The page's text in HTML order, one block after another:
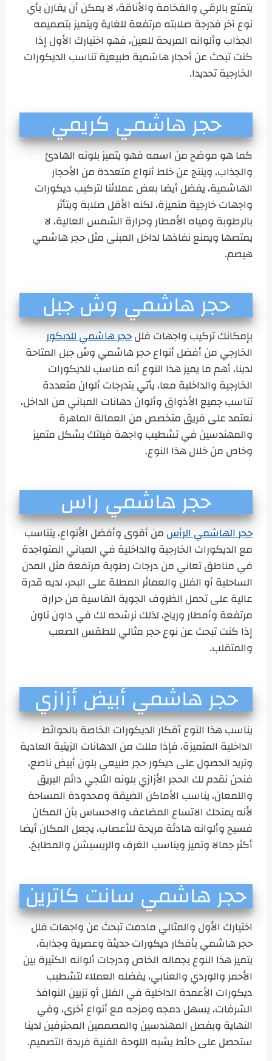
يتمتع بالرقي والفخامة والأناقة، لا يمكن أن يقارن بأي
نوع آخر فدرجة صلابته مرتفعة للغاية ويتميز بتصميمه
الجذاب وألوانه المريحة للعين، فهو اختيارك الأول إذا
كنت تبحث عن أحجار هاشمية طبيعية تناسب الديكورات
الخارجية تحديدا.
حجر هاشمي كريمي
كما هو موضح من اسمه فهو يتميز بلونه الهادئ
والجذاب، وينتج عن خلط أنواع متعددة من الأحجار
الهاشمية، يفضل أيضا بعض عملائنا لتركيب ديكورات
واجهات خارجية متميزة، لكنه الأقل صلابة ويتأثر
بالرطوبة ومياه الأمطار وحرارة الشمس العالية، لا
يمتصها ويمنع نفاذها لداخل المبنى مثل حجر هاشمي
هيصم.
حجر هاشمي وش جبل
بإمكانك تركيب واجهات فللحجر هاشمي للديكور
الخارجي من أفضل أنواع حجر هاشمي وش جبل المتاحة
لدينا، أهم ما يميز هذا النوع أنه مناسب للديكورات
الخارجية والداخلية معا، يأتي بتدرجات ألوان متعددة
تناسب جميع الأذواق وألوان دهانات المباني من الداخل،
نعتمد على فريق متخصص من العمالة الماهرة
والمهندسين في تشطيب واجهة فيلتك بشكل متميز
وخاص من خلال هذا النوع.
حجر هاشمي راس
حجر الهاشمي الرأسمن أقوى وأفضل الأنواع، يتناسب
مع الديكورات الخارجية والداخلية في المباني المتواجدة
في مناطق تعاني من درجات رطوبة مرتفعة مثل المدن
الساحلية أو الفلل والعمائر المطلة على البحر، لديه قدرة
عالية على تحمل الظروف الجوية القاسية من حرارة
مرتفعة وأمطار ورياح، لذلك نرشحه لك في داون تاون
إذا كنت تبحث عن نوع حجر مثالي للطقس الصعب
والمتقلب.
حجر هاشمي أبيض أزازي
يناسب هذا النوع أفكار الديكورات الخاصة بالحوائط
الداخلية المتميزة، فإذا مللت من الدهانات الزيتية العادية
وتريد الحصول على ديكور حجر طبيعي بلون أبيض ناصع،
فنحن نقدم لك الحجر الأزازي بلونه الثلجي دائم البريق
واللمعان، يناسب الأماكن الضيقة ومحدودة المساحة
لأنه يمنحك الاتساع المضاعف والاحساس بأن المكان
فسيح وألوانه هادئة مريحة للأعصاب، يجعل المكان أيضا
أكثر جمالا وتميز ويناسب الغرف والريسبشن والمطابخ.
حجر هاشمي سانت كاترين
اختيارك الأول والمثالي مادمت تبحث عن واجهات فلل
حجر هاشمي بأفكار ديكورات حديثة وعصرية وجذابة،
يتميز هذا النوع بجماله الخاص ودرجات ألوانه الكثيرة بين
الأحمر والوردي والعنابي، يفضله العملاء لتشطيب
ديكورات الأعمدة الداخلية في الفلل أو تزيين النوافذ
الشرفات، يسهل دمجه ومزجه مع أنواع أخرى، وفي
النهاية وبفصل المهندسين والمصممين المحترفين لدينا
ستحصل على حائط يشبه اللوحة الفنية فريدة التصميم.